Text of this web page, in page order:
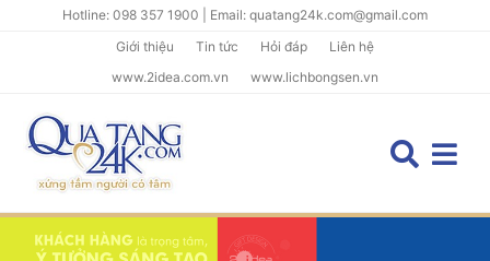
Hotline: 098 357 1900 | Email: quatang24k.com@gmail.com
Giới thiệu
Tin tức Hỏi đáp
Liên hệ
www.2idea.com.vn
www.lichbongsen.vn